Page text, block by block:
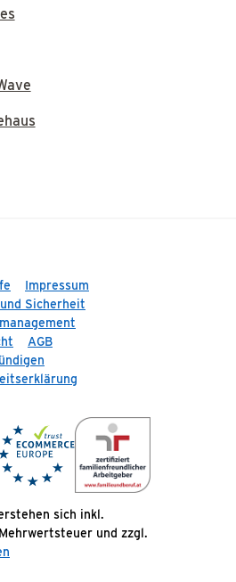
Impressum
Sicherheit
AGB
sich inkl.
und zzgl.